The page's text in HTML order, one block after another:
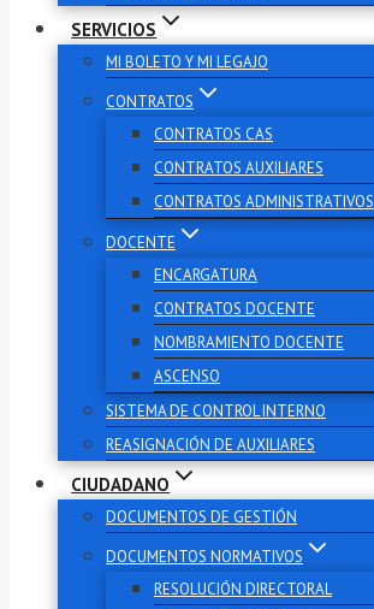
SERVICIOS
MI BOLETO Y MI LEGAJO
CONTRATOS
CONTRATOS CAS
CONTRATOS AUXILIARES
CONTRATOS ADMINISTRATIVOS
DOCENTE
ENCARGATURA
CONTRATOS DOCENTE
NOMBRAMIENTO DOCENTE
ASCENSO
SISTEMA DE CONTROL INTERNO
REASIGNACIÓN DE AUXILIARES
CIUDADANO
DOCUMENTOS DE GESTIÓN
DOCUMENTOS NORMATIVOS
RESOLUCIÓN DIRECTORAL